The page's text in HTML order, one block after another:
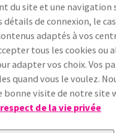
du site et une navigation
détails de connexion, le cas
adaptés à vos
tous les cookies ou
adapter vos choix. Vos
quand vous le voulez.
bonne visite de notre site
de la vie privée